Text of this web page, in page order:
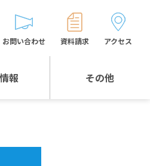
報 その他
お問い合わせ 資料請求 アクセス